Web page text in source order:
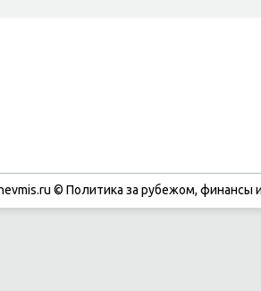
© Политиκа за рубежом, финансы